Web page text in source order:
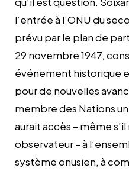
l’entrée à l’ONU du
prévu par le plan de
29 novembre 1947,
événement historique
pour de nouvelles
membre des Nations
aurait accès – même
observateur – à
système onusien, à